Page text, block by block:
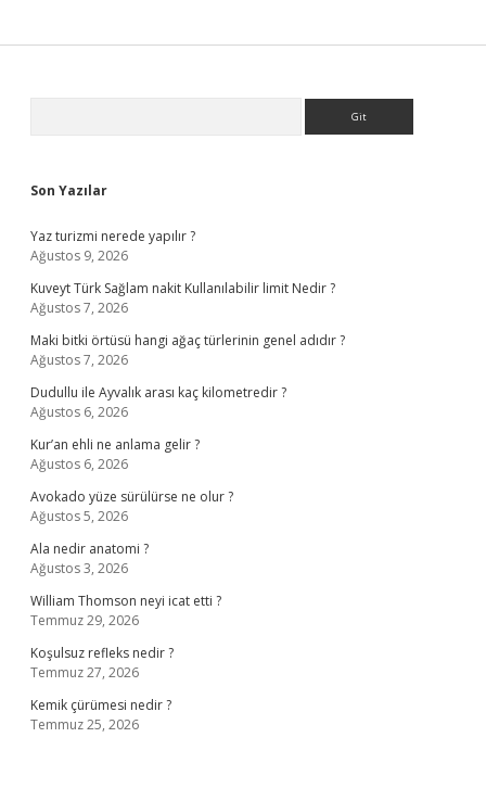
Son Yazılar
Yaz turizmi nerede yapılır ?
Ağustos 9, 2026
Kuveyt Türk Sağlam nakit Kullanılabilir limit Nedir ?
Ağustos 7, 2026
Maki bitki örtüsü hangi ağaç türlerinin genel adıdır ?
Ağustos 7, 2026
Dudullu ile Ayvalık arası kaç kilometredir ?
Ağustos 6, 2026
Kur’an ehli ne anlama gelir ?
Ağustos 6, 2026
Avokado yüze sürülürse ne olur ?
Ağustos 5, 2026
Ala nedir anatomi ?
Ağustos 3, 2026
William Thomson neyi icat etti ?
Temmuz 29, 2026
Koşulsuz refleks nedir ?
Temmuz 27, 2026
Kemik çürümesi nedir ?
Temmuz 25, 2026